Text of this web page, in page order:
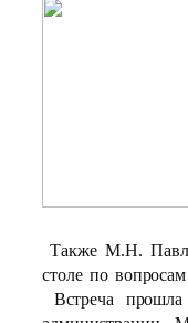
Также М.Н.
столе по
Встреча